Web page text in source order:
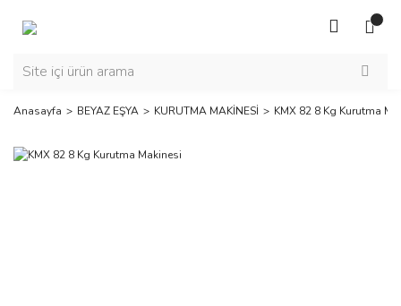
Anasayfa BEYAZ EŞYA KURUTMA MAKİNESİ KMX 82 8 Kg Kurutma